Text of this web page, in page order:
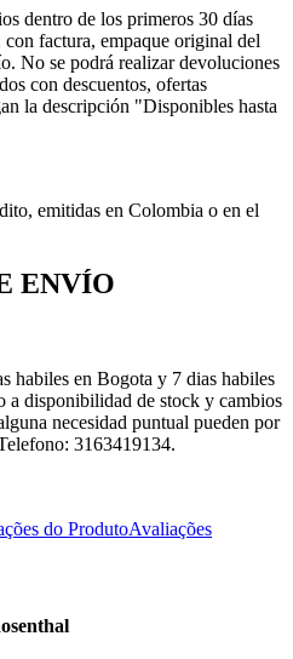
dentro de los primeros 30 días
con factura, empaque original del
No se podrá realizar devoluciones
con descuentos, ofertas
la descripción "Disponibles hasta
emitidas en Colombia o en el
ENVÍO
habiles en Bogota y 7 dias habiles
a disponibilidad de stock y cambios
necesidad puntual pueden por
3163419134.
do ProdutoAvaliações